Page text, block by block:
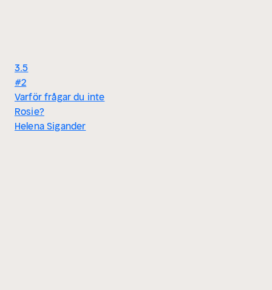
3.5
#2
Varför frågar du inte
Rosie?
Helena Sigander